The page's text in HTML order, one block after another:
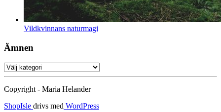
Vildkvinnans naturmagi
Ämnen
Ämnen
Copyright - Maria Helander
ShopIsle drivs med WordPress